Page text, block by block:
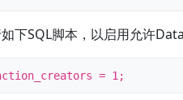
下SQL脚本，以启用允许